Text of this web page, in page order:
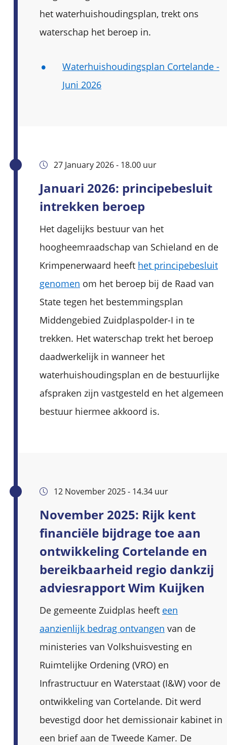
het waterhuishoudingsplan, trekt ons
waterschap het beroep in.
Waterhuishoudingsplan Cortelande -
Juni 2026
27 January 2026 - 18.00 uur
Januari 2026: principebesluit
intrekken beroep
Het dagelijks bestuur van het
hoogheemraadschap van Schieland en de
Krimpenerwaard heeft het principebesluit
genomen om het beroep bij de Raad van
State tegen het bestemmingsplan
Middengebied Zuidplaspolder-I in te
trekken. Het waterschap trekt het beroep
daadwerkelijk in wanneer het
waterhuishoudingsplan en de bestuurlijke
afspraken zijn vastgesteld en het algemeen
bestuur hiermee akkoord is.
12 November 2025 - 14.34 uur
November 2025: Rijk kent
financiële bijdrage toe aan
ontwikkeling Cortelande en
bereikbaarheid regio dankzij
adviesrapport Wim Kuijken
De gemeente Zuidplas heeft een
aanzienlijk bedrag ontvangen van de
ministeries van Volkshuisvesting en
Ruimtelijke Ordening (VRO) en
Infrastructuur en Waterstaat (I&W) voor de
ontwikkeling van Cortelande. Dit werd
bevestigd door het demissionair kabinet in
een brief aan de Tweede Kamer. De